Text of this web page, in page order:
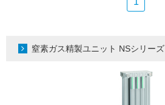
窒素ガス精製ユニット NSシリーズ